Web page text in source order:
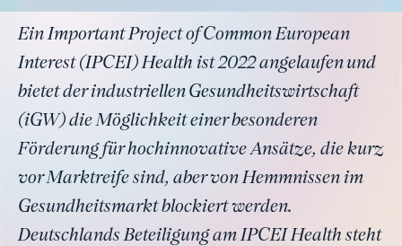
Ein Important Project of Common European
Interest (IPCEI) Health ist 2022 angelaufen und
bietet der industriellen Gesundheitswirtschaft
(iGW) die Möglichkeit einer besonderen
Förderung für hochinnovative Ansätze, die kurz
vor Marktreife sind, aber von Hemmnissen im
Gesundheitsmarkt blockiert werden.
Deutschlands Beteiligung am IPCEI Health steht